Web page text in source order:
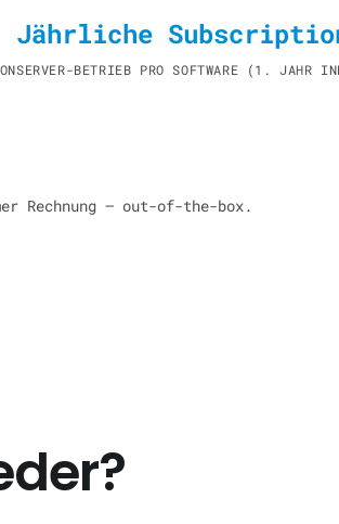
Jährliche
SERVER-BETRIEB PRO SOFTWARE (1. JAHR
Rechnung — out-of-the-box.